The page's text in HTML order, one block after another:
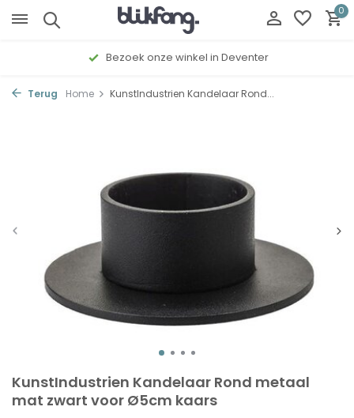
0
Bezoek onze winkel in Deventer
Terug Home KunstIndustrien Kandelaar Rond...
KunstIndustrien Kandelaar Rond metaal
mat zwart voor Ø5cm kaars